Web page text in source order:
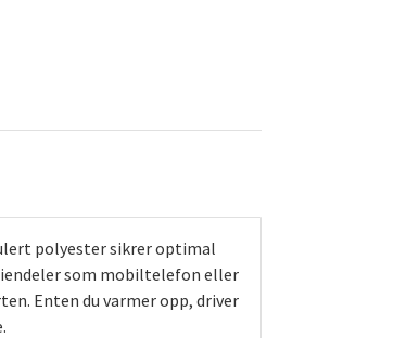
polyester sikrer optimal
som mobiltelefon eller
Enten du varmer opp, driver